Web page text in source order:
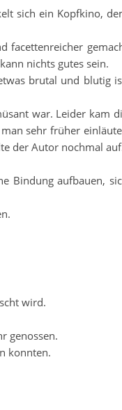
sich ein Kopfkino,
facettenreicher
nichts gutes sein.
brutal und blutig
war. Leider kam
sehr früher
der Autor nochmal
Bindung aufbauen,
wird.
genossen.
konnten.